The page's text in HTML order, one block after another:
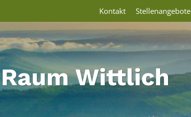
Wittlich
Kontakt Stellenangebote